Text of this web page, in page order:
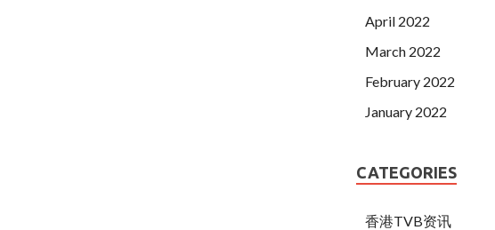
April 2022
March 2022
February 2022
January 2022
CATEGORIES
香港TVB资讯